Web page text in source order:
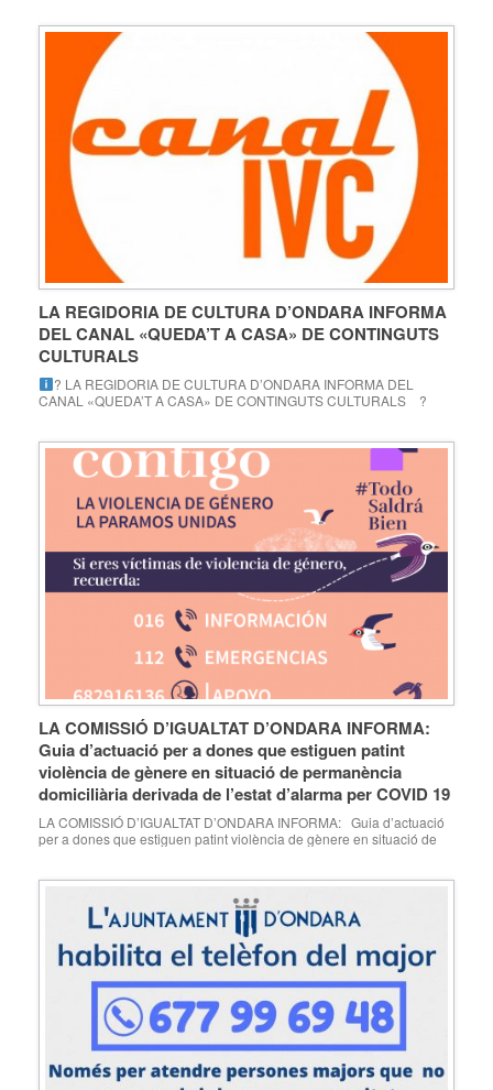
50% del sou tota la corporació municipal i el 100% de les
indemnitzacions […]
LA REGIDORIA DE CULTURA D’ONDARA INFORMA
DEL CANAL «QUEDA’T A CASA» DE CONTINGUTS
CULTURALS
? LA REGIDORIA DE CULTURA D’ONDARA INFORMA DEL
CANAL «QUEDA’T A CASA» DE CONTINGUTS CULTURALS ?
gratuïta i accessible a tota la ciutadania, per al període d’estat
d’alarma provocat per la crisi sanitària de […]
LA COMISSIÓ D’IGUALTAT D’ONDARA INFORMA:
Guia d’actuació per a dones que estiguen patint
violència de gènere en situació de permanència
domiciliària derivada de l’estat d’alarma per COVID 19
LA COMISSIÓ D’IGUALTAT D’ONDARA INFORMA: Guia d’actuació
per a dones que estiguen patint violència de gènere en situació de
ciacion/campannas/violenciaGobierno/todoSaldraBien/GuiaVictimas
VGCovid19.pdf